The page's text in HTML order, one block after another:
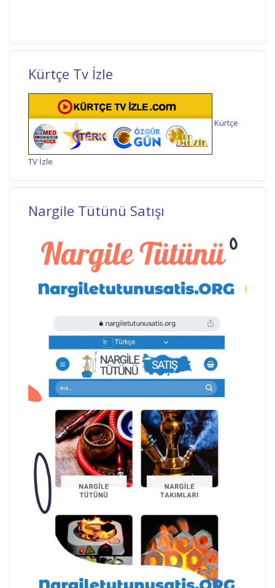
Kürtçe Tv İzle
Kürtçe
TV İzle
Nargile Tütünü Satışı